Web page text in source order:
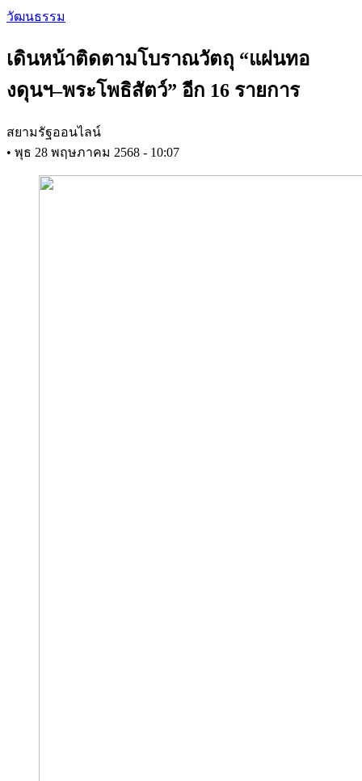
Skip
content
วัฒนธรรม
เดินหน้าติดตามโบราณวัตถุ “แผ่นทอ
งดุนฯ–พระโพธิสัตว์” อีก 16 รายการ
สยามรัฐออนไลน์
• พุธ 28 พฤษภาคม 2568 - 10:07